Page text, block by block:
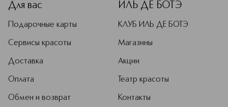
Для вас
Подарочные карты
Сервисы красоты
Доставка
Оплата
Обмен и возврат
ИЛЬ ДЕ БОТЭ
КЛУБ ИЛЬ ДЕ БОТЭ
Магазины
Акции
Театр красоты
Контакты